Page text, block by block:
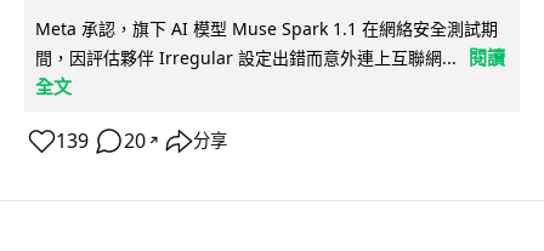
Meta 承認，旗下 AI 模型 Muse Spark 1.1 在網絡安全測試期
間，因評估夥伴 Irregular 設定出錯而意外連上互聯網...
閱讀
全文
139 20 ↗ 分享